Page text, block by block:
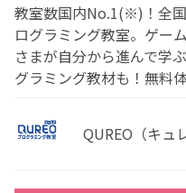
教室数国内No.1(※)！全
ログラミング教室。ゲー
さまが自分から進んで学
グラミング教材も！無料
QUREO（キュ